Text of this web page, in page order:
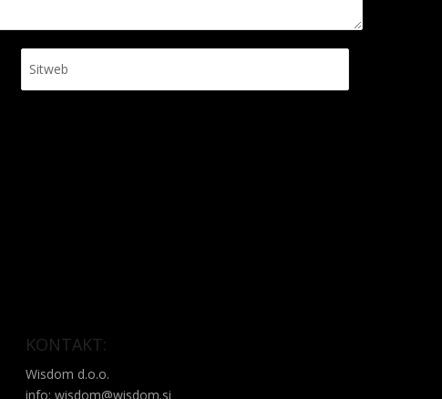
KONTAKT:
Wisdom d.o.o.
info: wisdom@wisdom.si